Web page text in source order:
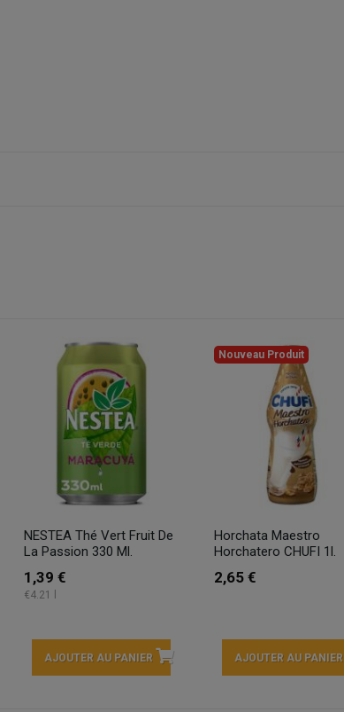
NESTEA Thé Vert Fruit De
La Passion 330 Ml.
1,39 €
€4.21 l
AJOUTER AU PANIER
Nouveau Produit
Horchata Maestro
Horchatero CHUFI 1l.
2,65 €
AJOUTER AU PANIER